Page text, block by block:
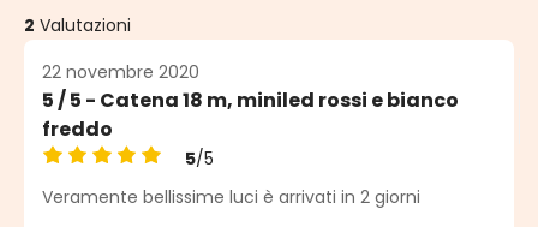
2 Valutazioni
22 novembre 2020
5 / 5 - Catena 18 m, miniled rossi e bianco
freddo
Valutazione media di 5 su 5 stelle
5/5
Veramente bellissime luci è arrivati in 2 giorni